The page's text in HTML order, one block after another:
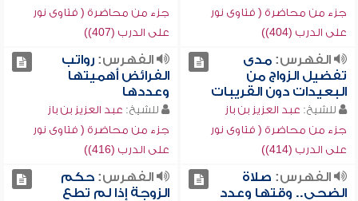
جزء من محاضرة ( فتاوى نور
على الدرب (404))
جزء من محاضرة ( فتاوى نور
على الدرب (407))
الفهرس:مدى
تفضيل الزواج من
البعيدات دون القريبات
للشيخ: عبد العزيز بن باز
جزء من محاضرة ( فتاوى نور
على الدرب (414))
الفهرس:رواتب
الفرائض أهميتها
وعددها
للشيخ: عبد العزيز بن باز
جزء من محاضرة ( فتاوى نور
على الدرب (416))
الفهرس: صلاة
الضحى.. وقتها وعدد
الفهرس:حكم
الزوجة إذا لم تطع